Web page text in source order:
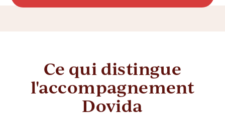
Ce qui distingue
l'accompagnement
Dovida